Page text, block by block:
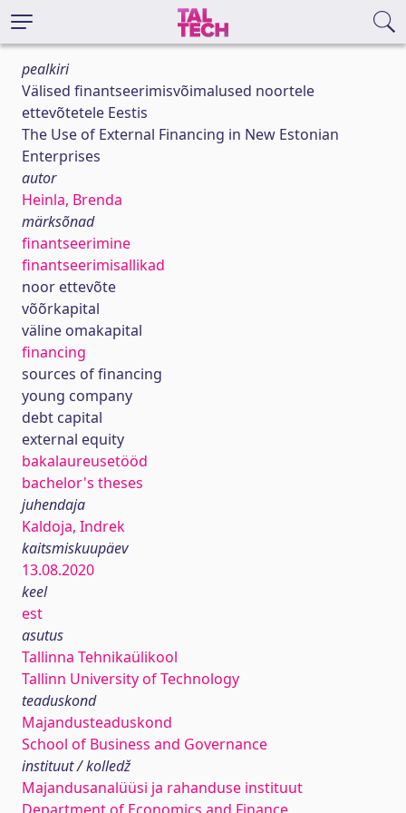
pealkiri
Välised finantseerimisvõimalused noortele
ettevõtetele Eestis
The Use of External Financing in New Estonian
Enterprises
autor
Heinla, Brenda
märksõnad
finantseerimine
finantseerimisallikad
noor ettevõte
võõrkapital
väline omakapital
financing
sources of financing
young company
debt capital
external equity
bakalaureusetööd
bachelor's theses
juhendaja
Kaldoja, Indrek
kaitsmiskuupäev
13.08.2020
keel
est
asutus
Tallinna Tehnikaülikool
Tallinn University of Technology
teaduskond
Majandusteaduskond
School of Business and Governance
instituut / kolledž
Majandusanalüüsi ja rahanduse instituut